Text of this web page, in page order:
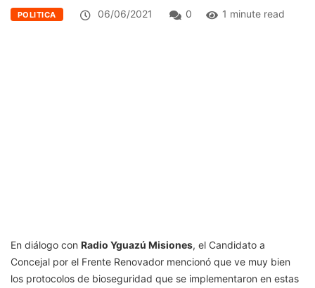
POLITICA 06/06/2021 0 1 minute read
En diálogo con Radio Yguazú Misiones, el Candidato a
Concejal por el Frente Renovador mencionó que ve muy bien
los protocolos de bioseguridad que se implementaron en estas